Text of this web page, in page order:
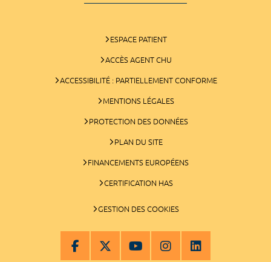
ESPACE PATIENT
ACCÈS AGENT CHU
ACCESSIBILITÉ : PARTIELLEMENT CONFORME
MENTIONS LÉGALES
PROTECTION DES DONNÉES
PLAN DU SITE
FINANCEMENTS EUROPÉENS
CERTIFICATION HAS
GESTION DES COOKIES